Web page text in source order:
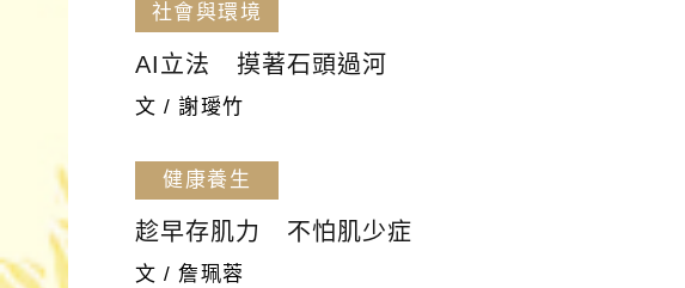
社會與環境
AI立法 摸著石頭過河
文 / 謝璦竹
健康養生
趁早存肌力 不怕肌少症
文 / 詹珮蓉